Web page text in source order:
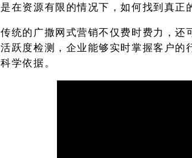
是在资源有限的情况下，如何找到真正
传统的广撒网式营销不仅费时费力，
活跃度检测，企业能够实时掌握客户
科学依据。